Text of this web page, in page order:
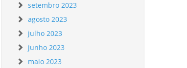
setembro 2023
agosto 2023
julho 2023
junho 2023
maio 2023